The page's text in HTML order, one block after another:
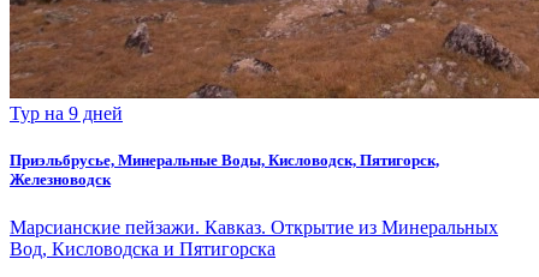
Тур на 9 дней
Приэльбрусье, Минеральные Воды, Кисловодск, Пятигорск,
Железноводск
Марсианские пейзажи. Кавказ. Открытие из Минеральных
Вод, Кисловодска и Пятигорска